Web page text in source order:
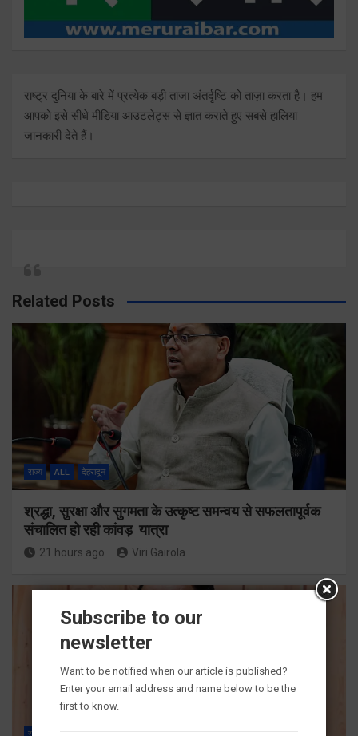
राष्ट्र दुनिया के बारे में प्रत्येक बड़ी ताजा अंतर्दृष्टि को ताज़ा करता है। हम
आपको इसे सीधे मीडिया आउटलेट्स से ज्ञात कराते हुए सबसे हालिया
जानकारी देते हैं।
Related Posts
राज्य ALL देहरादून
श्रद्धा, सुरक्षा और सुगमता के उत्कृष्ट समन्वय से सफलतापूर्वक
संचालित हो रही कांवड़ यात्रा
21 hours ago Viri Gairola
Subscribe to our
newsletter
Want to be notified when our article is published?
Enter your email address and name below to be the
first to know.